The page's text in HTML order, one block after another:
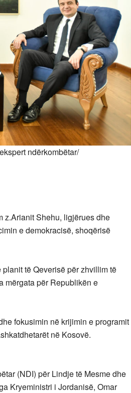
ndërkombëtar/
z.Arianit Shehu, ligjërues dhe
e demokracisë, shoqërisë
të Qeverisë për zhvillim të
mërgata për Republikën e
fokusimin në krijimin e programit
në Kosovë.
(NDI) për Lindje të Mesme dhe
Kryeministri i Jordanisë, Omar